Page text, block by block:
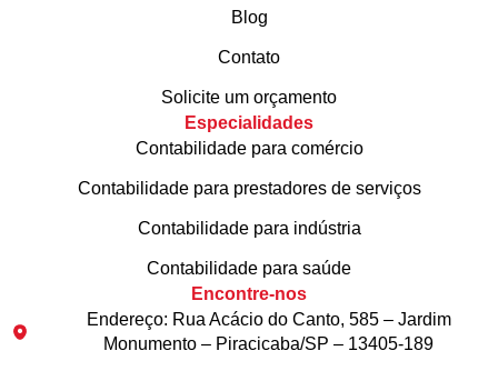
Blog
Contato
Solicite um orçamento
Especialidades
Contabilidade para comércio
Contabilidade para prestadores de serviços
Contabilidade para indústria
Contabilidade para saúde
Encontre-nos
Endereço: Rua Acácio do Canto, 585 – Jardim
Monumento – Piracicaba/SP – 13405-189